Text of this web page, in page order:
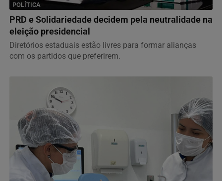
POLÍTICA
PRD e Solidariedade decidem pela neutralidade na
eleição presidencial
Diretórios estaduais estão livres para formar alianças
com os partidos que preferirem.